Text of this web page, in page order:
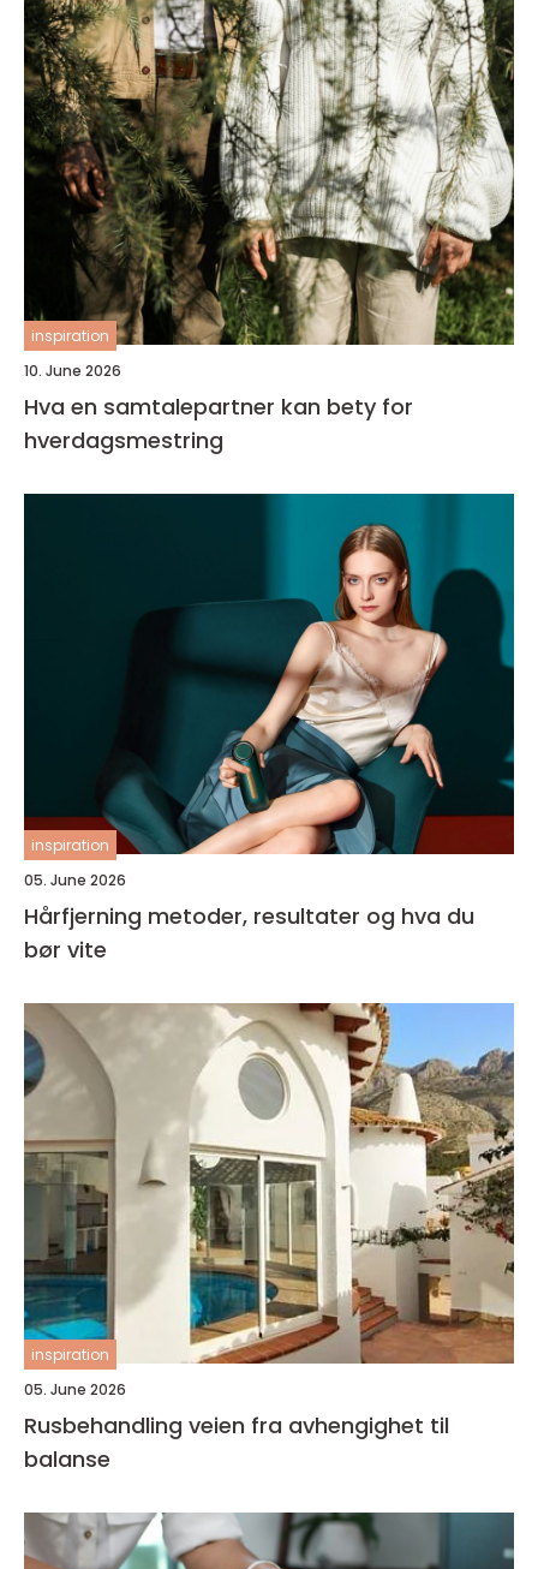
inspiration
10. June 2026
Hva en samtalepartner kan bety for
hverdagsmestring
inspiration
05. June 2026
Hårfjerning metoder, resultater og hva du
bør vite
inspiration
05. June 2026
Rusbehandling veien fra avhengighet til
balanse